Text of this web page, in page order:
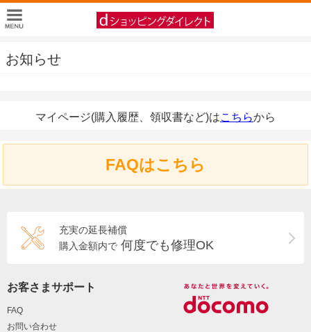
お知らせ
マイページ(購入履歴、領収書など)はこちらから
FAQはこちら
充実の延長補償
購入金額内で 何度でも修理OK
お客さまサポート
FAQ
お問い合わせ